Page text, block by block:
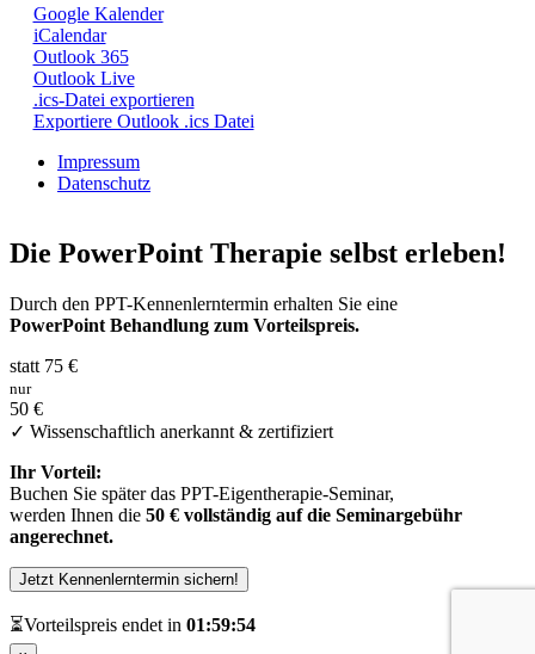
Google Kalender
iCalendar
Outlook 365
Outlook Live
.ics-Datei exportieren
Exportiere Outlook .ics Datei
Impressum
Datenschutz
Die PowerPoint Therapie selbst erleben!
Durch den PPT-Kennenlerntermin erhalten Sie eine
PowerPoint Behandlung zum Vorteilspreis.
statt 75 €
nur
50 €
✓ Wissenschaftlich anerkannt & zertifiziert
Ihr Vorteil:
Buchen Sie später das PPT-Eigentherapie-Seminar,
werden Ihnen die 50 € vollständig auf die Seminargebühr
angerechnet.
Jetzt Kennenlerntermin sichern!
⏳Vorteilspreis endet in 01:59:54